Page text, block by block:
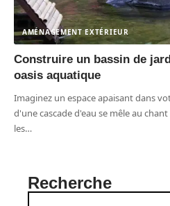
AMÉNAGEMENT EXTÉRIEUR
Construire un bassin de
oasis aquatique
Imaginez un espace apaisant dans
d'une cascade d'eau se mêle au
les…
Recherche